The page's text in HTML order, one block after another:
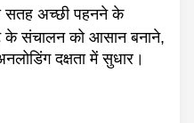
सतह अच्छी पहनने के
के संचालन को आसान बनाने,
दक्षता में सुधार।